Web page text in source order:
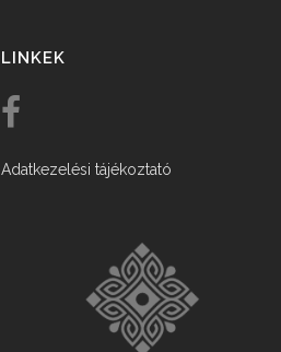
LINKEK
Adatkezelési tájékoztató